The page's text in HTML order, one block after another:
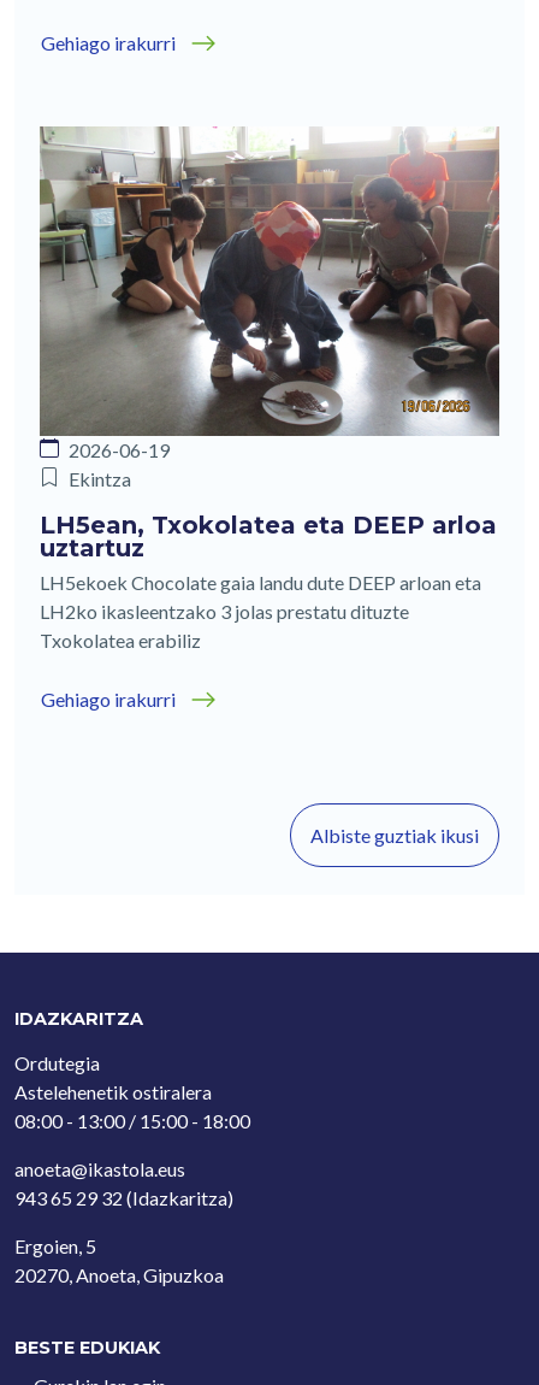
Gehiago irakurri
2026-06-19
Ekintza
LH5ean, Txokolatea eta DEEP arloa
uztartuz
LH5ekoek Chocolate gaia landu dute DEEP arloan eta
LH2ko ikasleentzako 3 jolas prestatu dituzte
Txokolatea erabiliz
Gehiago irakurri
Albiste guztiak ikusi
IDAZKARITZA
Ordutegia
Astelehenetik ostiralera
08:00 - 13:00 / 15:00 - 18:00
anoeta@ikastola.eus
943 65 29 32 (Idazkaritza)
Ergoien, 5
20270, Anoeta, Gipuzkoa
BESTE EDUKIAK